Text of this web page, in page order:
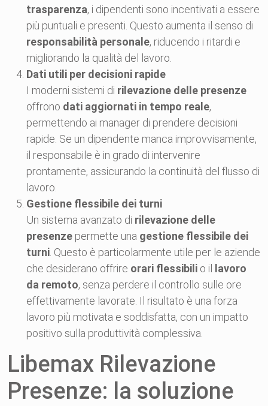
trasparenza, i dipendenti sono incentivati a essere
più puntuali e presenti. Questo aumenta il senso di
responsabilità personale, riducendo i ritardi e
migliorando la qualità del lavoro.
Dati utili per decisioni rapide
I moderni sistemi di rilevazione delle presenze
offrono dati aggiornati in tempo reale,
permettendo ai manager di prendere decisioni
rapide. Se un dipendente manca improvvisamente,
il responsabile è in grado di intervenire
prontamente, assicurando la continuità del flusso di
lavoro.
Gestione flessibile dei turni
Un sistema avanzato di rilevazione delle
presenze permette una gestione flessibile dei
turni . Questo è particolarmente utile per le aziende
che desiderano offrire orari flessibili o il
lavoro
da remoto, senza perdere il controllo sulle ore
effettivamente lavorate. Il risultato è una forza
lavoro più motivata e soddisfatta, con un impatto
positivo sulla produttività complessiva.
Libemax Rilevazione
Presenze: la soluzione